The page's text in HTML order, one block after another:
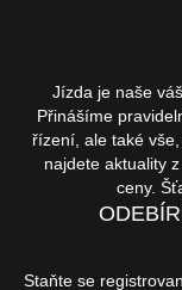
Jízda je naše
Přinášíme
řízení, ale také
najdete aktuality
ceny.
Staňte se